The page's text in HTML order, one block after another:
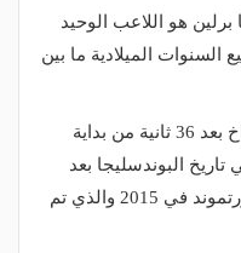
هو اللاعب الوحيد
الميلادية ما بين
هدف "الحسن بليا" الافتتاحي لجلادباخ بعد 36 ثانية من بداية
البوندسليجا بعد
هدف "أوسكار وندت" ضد بروسيا دورتموند في 2015 والذي تم